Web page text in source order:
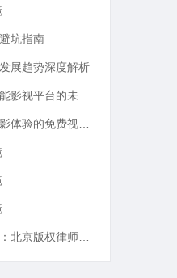
坑指南
展趋势深度解析